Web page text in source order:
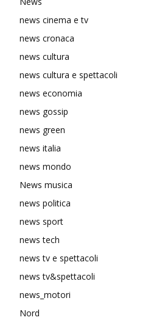
news cinema e tv
news cronaca
news cultura
news cultura e spettacoli
news economia
news gossip
news green
news italia
news mondo
News musica
news politica
news sport
news tech
news tv e spettacoli
news tv&spettacoli
news_motori
Nord